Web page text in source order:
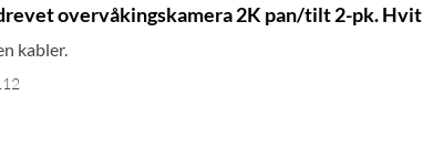
overvåkingskamera 2K pan/tilt 2-pk. Hvit
kabler.